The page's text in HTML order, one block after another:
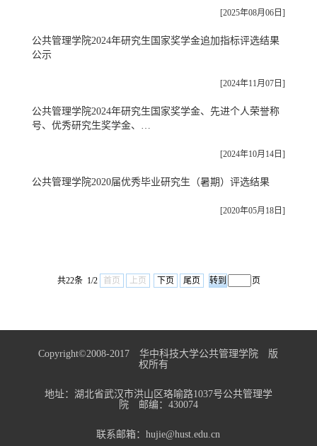
[2025年08月06日]
公共管理学院2024年研究生国家奖学金追加指标评选结果
公示
[2024年11月07日]
公共管理学院2024年研究生国家奖学金、先进个人荣誉称
号、优秀研究生奖学金、…
[2024年10月14日]
公共管理学院2020届优秀毕业研究生（暑期）评选结果
[2020年05月18日]
共22条 1/2 首页 上页 下页 尾页 页
Copyright©2008-2017 华中科技大学公共管理学院 版
权所有
地址：湖北省武汉市洪山区珞喻路1037号公共管理学
院 邮编：430074
联系邮箱：hujie@hust.edu.cn